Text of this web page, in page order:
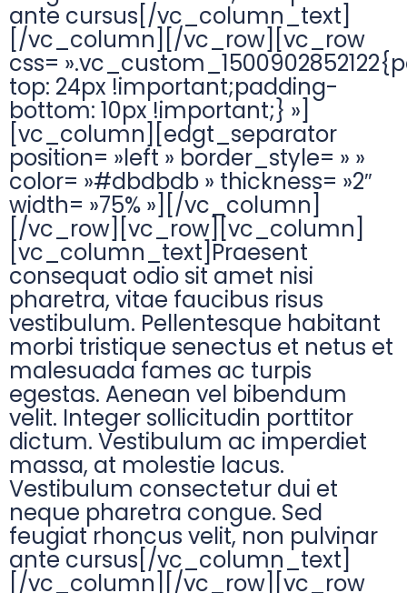
ante cursus[/vc_column_text]
[/vc_column][/vc_row][vc_row
css=
top: 24px !important;padding-
bottom: 10px !important;} »]
[vc_column][edgt_separator
position= »left » border_style= » »
color= »#dbdbdb » thickness= »2″
width= »75% »][/vc_column]
[/vc_row][vc_row][vc_column]
[vc_column_text]Praesent
consequat odio sit amet nisi
pharetra, vitae faucibus risus
vestibulum. Pellentesque habitant
morbi tristique senectus et netus et
malesuada fames ac turpis
egestas. Aenean vel bibendum
velit. Integer sollicitudin porttitor
dictum. Vestibulum ac imperdiet
massa, at molestie lacus.
Vestibulum consectetur dui et
neque pharetra congue. Sed
feugiat rhoncus velit, non pulvinar
ante cursus[/vc_column_text]
[/vc_column][/vc_row][vc_row